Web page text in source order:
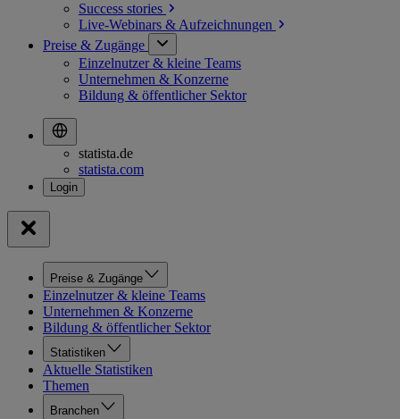
Success stories
Live-Webinars & Aufzeichnungen
Preise & Zugänge
Einzelnutzer & kleine Teams
Unternehmen & Konzerne
Bildung & öffentlicher Sektor
statista.de
statista.com
Preise & Zugänge
Einzelnutzer & kleine Teams
Unternehmen & Konzerne
Bildung & öffentlicher Sektor
Statistiken
Aktuelle Statistiken
Themen
Branchen